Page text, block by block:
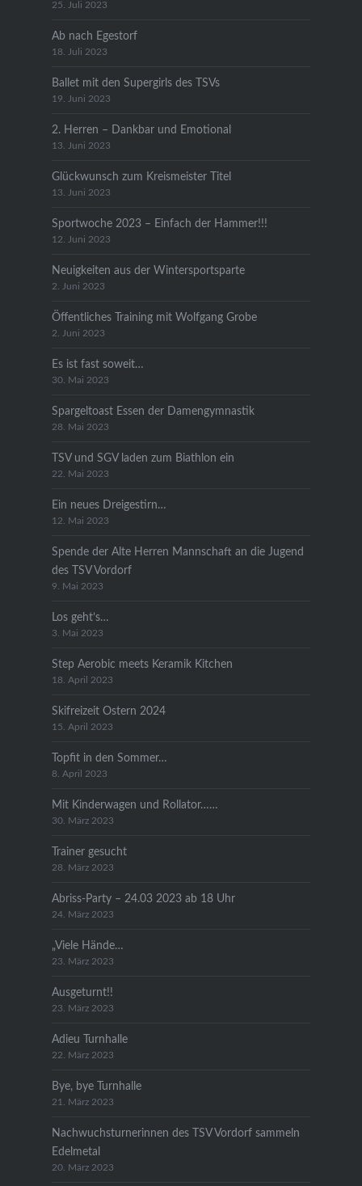
25. Juli 2023
Ab nach Egestorf
18. Juli 2023
Ballet mit den Supergirls des TSVs
19. Juni 2023
2. Herren – Dankbar und Emotional
13. Juni 2023
Glückwunsch zum Kreismeister Titel
13. Juni 2023
Sportwoche 2023 – Einfach der Hammer!!!
12. Juni 2023
Neuigkeiten aus der Wintersportsparte
2. Juni 2023
Öffentliches Training mit Wolfgang Grobe
2. Juni 2023
Es ist fast soweit…
30. Mai 2023
Spargeltoast Essen der Damengymnastik
28. Mai 2023
TSV und SGV laden zum Biathlon ein
22. Mai 2023
Ein neues Dreigestirn…
12. Mai 2023
Spende der Alte Herren Mannschaft an die Jugend
des TSV Vordorf
9. Mai 2023
Los geht’s…
3. Mai 2023
Step Aerobic meets Keramik Kitchen
18. April 2023
Skifreizeit Ostern 2024
15. April 2023
Topfit in den Sommer…
8. April 2023
Mit Kinderwagen und Rollator……
30. März 2023
Trainer gesucht
28. März 2023
Abriss-Party – 24.03 2023 ab 18 Uhr
24. März 2023
„Viele Hände…
23. März 2023
Ausgeturnt!!
23. März 2023
Adieu Turnhalle
22. März 2023
Bye, bye Turnhalle
21. März 2023
Nachwuchsturnerinnen des TSV Vordorf sammeln
Edelmetal
20. März 2023